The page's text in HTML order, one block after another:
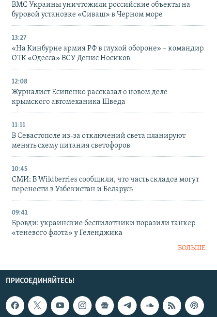
ВМС Украины уничтожили российские объекты на
буровой установке «Сиваш» в Черном море
13:27
«На Кинбурне армия РФ в глухой обороне» – командир
ОТК «Одесса» ВСУ Денис Носиков
12:08
Журналист Есипенко рассказал о новом деле
крымского автомеханика Шведа
11:11
В Севастополе из-за отключений света планируют
менять схему питания светофоров
10:45
СМИ: В Wildberries сообщили, что часть складов могут
перенести в Узбекистан и Беларусь
09:41
Бровди: украинские беспилотники поразили танкер
«теневого флота» у Геленджика
БОЛЬШЕ
ПРИСОЕДИНЯЙТЕСЬ!